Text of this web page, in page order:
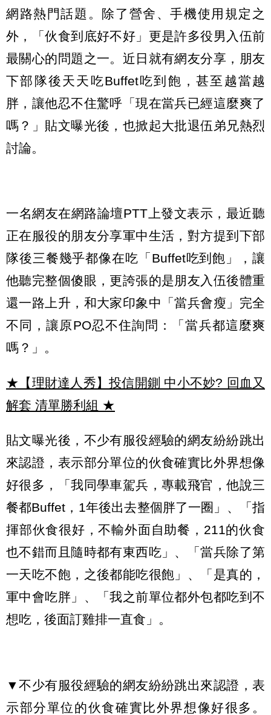
網路熱門話題。除了營舍、手機使用規定之
外，「伙食到底好不好」更是許多役男入伍前
最關心的問題之一。近日就有網友分享，朋友
下部隊後天天吃Buffet吃到飽，甚至越當越
胖，讓他忍不住驚呼「現在當兵已經這麼爽了
嗎？」貼文曝光後，也掀起大批退伍弟兄熱烈
討論。
一名網友在網路論壇PTT上發文表示，最近聽
正在服役的朋友分享軍中生活，對方提到下部
隊後三餐幾乎都像在吃「Buffet吃到飽」，讓
他聽完整個傻眼，更誇張的是朋友入伍後體重
還一路上升，和大家印象中「當兵會瘦」完全
不同，讓原PO忍不住詢問：「當兵都這麼爽
嗎？」。
★【理財達人秀】投信開鍘 中小不妙? 回血又
解套 清單勝利組 ★
貼文曝光後，不少有服役經驗的網友紛紛跳出
來認證，表示部分單位的伙食確實比外界想像
好很多，「我同學車駕兵，專載飛官，他說三
餐都Buffet，1年後出去整個胖了一圈」、「指
揮部伙食很好，不輸外面自助餐，211的伙食
也不錯而且隨時都有東西吃」、「當兵除了第
一天吃不飽，之後都能吃很飽」、「是真的，
軍中會吃胖」、「我之前單位都外包都吃到不
想吃，後面訂雞排一直食」。
▼不少有服役經驗的網友紛紛跳出來認證，表
示部分單位的伙食確實比外界想像好很多。